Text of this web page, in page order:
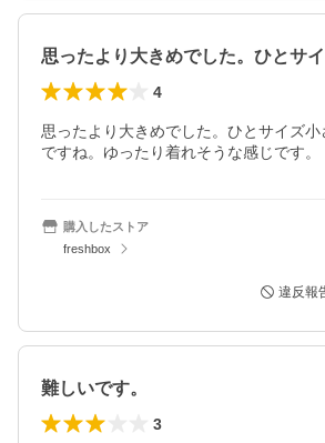
4
思ったより大きめでした。ひとサイズ小
ですね。ゆったり着れそうな感じです。
購入したストア
freshbox
違反報
難しいです。
3